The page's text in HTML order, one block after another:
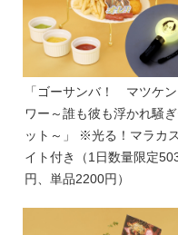
「ゴーサンバ！ マツケン
ワー～誰も彼も浮かれ騒
ット～」 ※光る！マラカ
イト付き（1日数量限定
円、単品2200円）